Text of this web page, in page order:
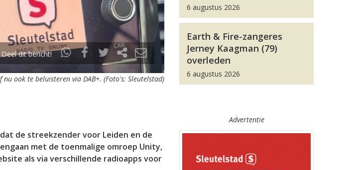
Deel dit bericht!
ook te beluisteren via DAB+. (Foto's: Sleutelstad)
de streekzender voor Leiden en de
met de toenmalige omroep Unity,
als via verschillende radioapps voor
6 augustus 2026
Earth & Fire-zangeres
Jerney Kaagman (79)
overleden
6 augustus 2026
Advertentie